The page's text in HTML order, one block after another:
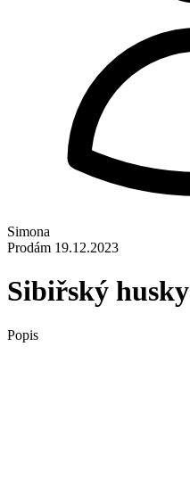
Simona
Prodám 19.12.2023
Sibiřský husky
Popis